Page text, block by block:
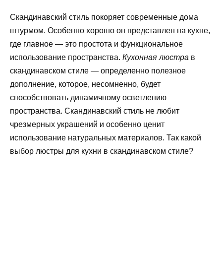
Скандинавский стиль покоряет современные дома
штурмом. Особенно хорошо он представлен на кухне,
где главное — это простота и функциональное
использование пространства. Кухонная люстра в
скандинавском стиле — определенно полезное
дополнение, которое, несомненно, будет
способствовать динамичному осветлению
пространства. Скандинавский стиль не любит
чрезмерных украшений и особенно ценит
использование натуральных материалов. Так какой
выбор люстры для кухни в скандинавском стиле?